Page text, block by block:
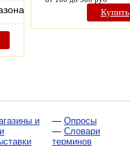
Купить
и
— Опросы
— Словари
терминов